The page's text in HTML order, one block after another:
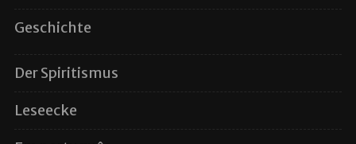
Geschichte
Der Spiritismus
Leseecke